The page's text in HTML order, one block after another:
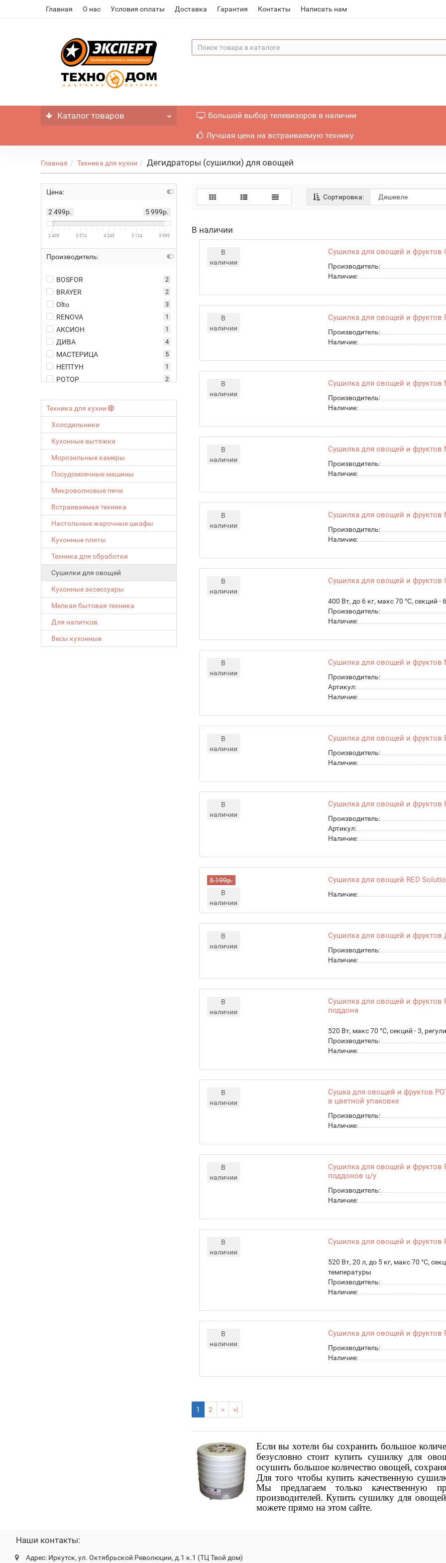
Главная О нас Условия оплаты Доставка Гарантия Контакты Написать нам
Каталог товаров Большой выбор телевизоров в наличии
Лучшая цена на встраиваемую технику
Главная Техника для кухни Дегидраторы (сушилки) для овощей
Цена:
2 499р. 5 999р.
2 499 3 374 4 249 5 124 5 999
Производитель:
BOSFOR 2
BRAYER 2
Olto 3
RENOVA 1
АКСИОН 1
ДИВА 4
МАСТЕРИЦА 5
НЕПТУН 1
РОТОР 2
Техника для кухни
Холодильники
Кухонные вытяжки
Морозильные камеры
Посудомоечные машины
Микроволновые печи
Встраиваемая техника
Настольные жарочные шкафы
Кухонные плиты
Техника для обработки
Сушилки для овощей
Кухонные аксессуары
Мелкая бытовая техника
Для напитков
Весы кухонные
Сортировка:
В наличии
В
наличии
Сушилка для овощей и фруктов
Производитель:
Наличие:
В
наличии
Сушилка для овощей и фруктов
Производитель:
Наличие:
В
наличии
Сушилка для овощей и фруктов
Производитель:
Наличие:
В
наличии
Сушилка для овощей и
Производитель:
Наличие:
В
наличии
Сушилка для овощей и фруктов
Производитель:
Наличие:
В
наличии
Сушилка для овощей и фруктов
400 Вт, до 6 кг, макс 70 °C, секций
Производитель:
Наличие:
В
наличии
Сушилка для овощей и фруктов
Производитель:
Артикул:
Наличие:
В
наличии
Сушилка для овощей и фруктов
Производитель:
Наличие:
В
наличии
Сушилка для овощей и фруктов
Производитель:
Артикул:
Наличие:
5 199р.
В
наличии
Сушилка для овощей RED
Наличие:
В
наличии
Сушилка для овощей и
Производитель:
Наличие:
В
наличии
Сушилка для овощей и
поддона
520 Вт, макс 70 °C, секций - 3,
Производитель:
Наличие:
В
наличии
Сушка для овощей и фруктов
в цветной упаковке
Производитель:
Наличие:
В
наличии
Сушилка для овощей и
поддонов ц/у
Производитель:
Наличие:
В
наличии
Сушилка для овощей и фруктов
520 Вт, 20 л, до 5 кг, макс 70 °C,
температуры
Производитель:
Наличие:
В
наличии
Сушилка для овощей и фруктов
Производитель:
Наличие:
1 2 > >|
Если вы хотели бы сохранить большое
безусловно стоит купить сушилку для
осушить большое количество овощей,
Для того чтобы купить качественную
Мы предлагаем только качественную
производителей. Купить сушилку для
можете прямо на этом сайте.
Наши контакты:
Адрес: Иркутск, ул. Октябрьской Революции, д.1 к.1 (ТЦ Твой дом)